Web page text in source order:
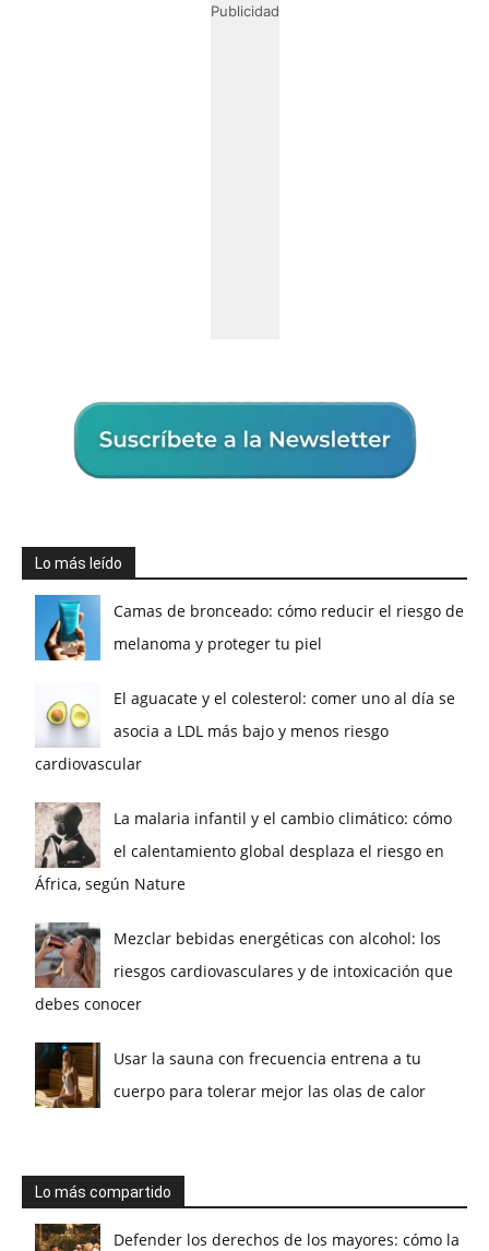
Publicidad
Lo más leído
Camas de bronceado: cómo reducir el riesgo de
melanoma y proteger tu piel
El aguacate y el colesterol: comer uno al día se
asocia a LDL más bajo y menos riesgo
cardiovascular
La malaria infantil y el cambio climático: cómo
el calentamiento global desplaza el riesgo en
África, según Nature
Mezclar bebidas energéticas con alcohol: los
riesgos cardiovasculares y de intoxicación que
debes conocer
Usar la sauna con frecuencia entrena a tu
cuerpo para tolerar mejor las olas de calor
Lo más compartido
Defender los derechos de los mayores: cómo la